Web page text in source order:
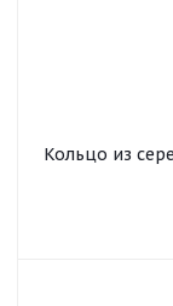
Кольцо из